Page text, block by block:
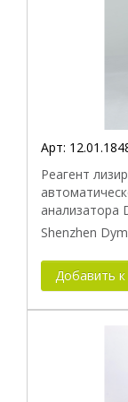
Арт:
Реагент
анализатора
Shenzhen
Добавить к